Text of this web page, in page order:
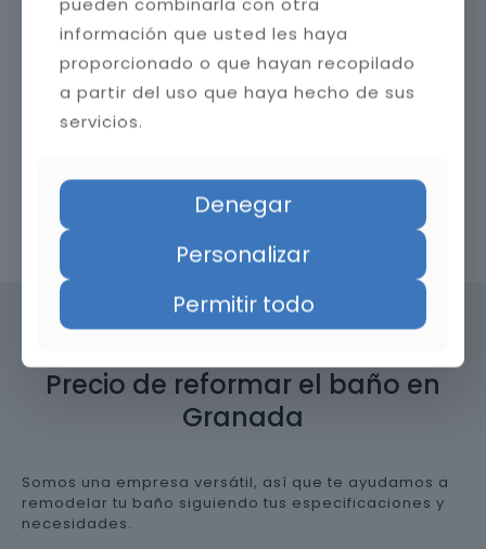
Precio de reformar el baño en
Granada
Somos una empresa versátil, así que te ayudamos a
remodelar tu baño siguiendo tus especificaciones y
necesidades.
información que usted les haya
proporcionado o que hayan recopilado
a partir del uso que haya hecho de sus
servicios.
Denegar
Personalizar
Permitir todo